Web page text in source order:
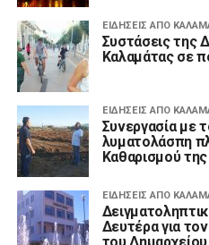
ΕΙΔΗΣΕΙΣ ΑΠΟ
Συστάσεις της
Καλαμάτας σε
ΕΙΔΗΣΕΙΣ ΑΠΟ
Συνεργασία με
λυματολάσπη
Καθαρισμού
ΕΙΔΗΣΕΙΣ ΑΠΟ
Δευτέρα για